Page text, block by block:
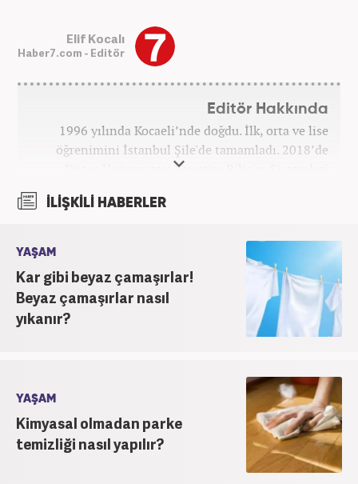
Elif Kocalı
Haber7.com - Editör
Editör Hakkında
1996 yılında Kocaeli’nde doğdu. İlk, orta ve lise
öğrenimini İstanbul Şile'de tamamladı. 2018’de
Düzce Üniversitesi Yönetim Bilişim Sistemleri
bağlı Haber7.com bünyesinde ‘SEO Editörü’
İLİŞKİLİ HABERLER
YAŞAM
Kar gibi beyaz çamaşırlar!
Beyaz çamaşırlar nasıl
yıkanır?
YAŞAM
Kimyasal olmadan parke
temizliği nasıl yapılır?